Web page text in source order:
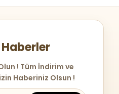
! Tüm İndirim ve
Haberiniz Olsun !